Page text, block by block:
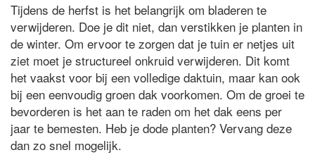
Tijdens de herfst is het belangrijk om bladeren te
verwijderen. Doe je dit niet, dan verstikken je planten in
de winter. Om ervoor te zorgen dat je tuin er netjes uit
ziet moet je structureel onkruid verwijderen. Dit komt
het vaakst voor bij een volledige daktuin, maar kan ook
bij een eenvoudig groen dak voorkomen. Om de groei te
bevorderen is het aan te raden om het dak eens per
jaar te bemesten. Heb je dode planten? Vervang deze
dan zo snel mogelijk.